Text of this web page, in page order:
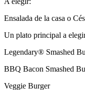
Ensalada de la casa o
Un plato principal a
Legendary® Smashed
BBQ Bacon Smashed
Veggie Burger